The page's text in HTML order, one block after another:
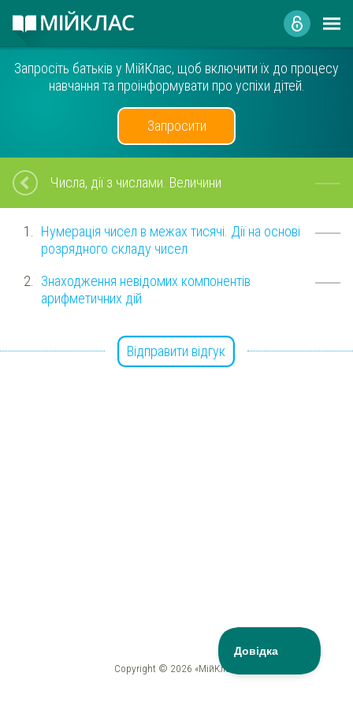
Запросіть батьків у МійКлас, щоб включити їх до процесу
навчання та проінформувати про успіхи дітей.
Запросити
Числа, дії з числами. Величини
Нумерація чисел в межах тисячі. Дії на основі
розрядного складу чисел
Знаходження невідомих компонентів
арифметичних дій
Відправити відгук
Copyright © 2026 «МійКлас»